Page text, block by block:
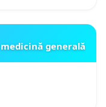
generală